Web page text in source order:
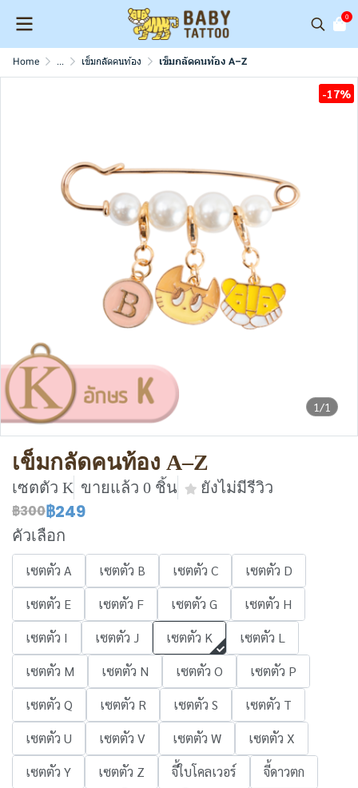
0
Home ... เข็มกลัดคนท้อง เข็มกลัดคนท้อง A–Z
1/1
-17%
เข็มกลัดคนท้อง A–Z
เซตตัว K ขายแล้ว 0 ชิ้น ยังไม่มีรีวิว
฿300฿249
คัวเลือก
เซตตัว A เซตตัว B เซตตัว C
เซตตัว D
เซตตัว E
เซตตัว F เซตตัว G
เซตตัว H
เซตตัว I
เซตตัว J เซตตัว K
เซตตัว L
เซตตัว M
เซตตัว N เซตตัว O
เซตตัว P
เซตตัว Q
เซตตัว R เซตตัว S
เซตตัว T
เซตตัว U
เซตตัว V เซตตัว W
เซตตัว X
เซตตัว Y
เซตตัว Z จี้ใบโคลเวอร์
จี้ดาวตก